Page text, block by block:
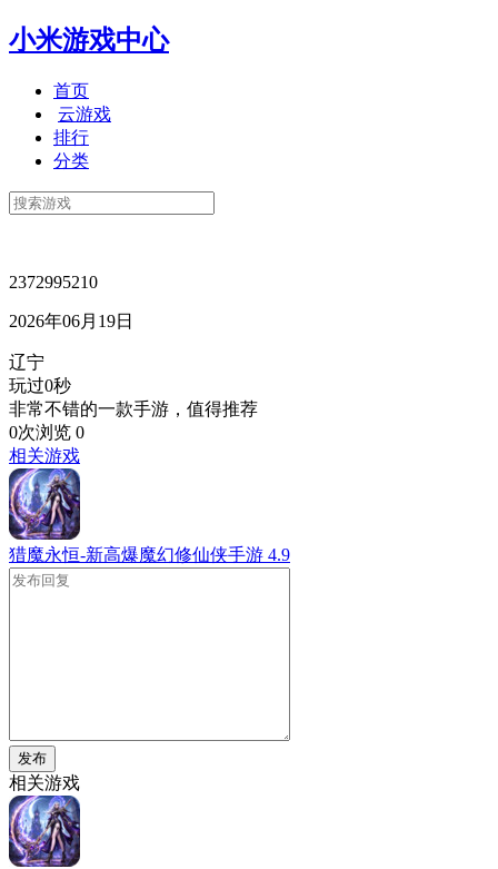
小米游戏中心
首页
云游戏
排行
分类
2372995210
2026年06月19日
辽宁
玩过0秒
非常不错的一款手游，值得推荐
0次浏览 0
相关游戏
猎魔永恒-新高爆魔幻修仙侠手游 4.9
发布
相关游戏